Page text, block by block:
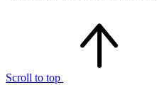
Scroll to top